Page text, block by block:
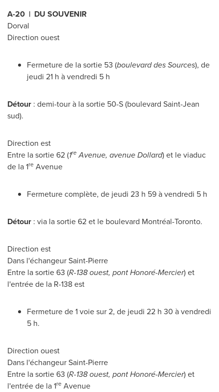
A-20 | DU SOUVENIR
Dorval
Direction ouest
Fermeture de la sortie 53 (boulevard des Sources), de
jeudi 21 h à vendredi 5 h
Détour : demi-tour à la sortie 50-S (boulevard Saint-Jean
sud).
Direction est
Entre la sortie 62 (1reAvenue, avenueDollard) et le viaduc
de la 1re Avenue
Fermeture complète, de jeudi 23 h 59 à vendredi 5 h
Détour : via la sortie 62 et le boulevard Montréal-Toronto.
Direction est
Dans l'échangeurSaint-Pierre
Entre la sortie 63 (R-138 ouest, pont Honoré-Mercier) et
l'entrée de la R-138 est
Fermeture de 1 voie sur 2, de jeudi 22 h 30 à vendredi
5 h.
Direction ouest
Dans l'échangeurSaint-Pierre
Entre la sortie 63 (R-138 ouest, pont Honoré-Mercier) et
l'entrée de la 1re Avenue